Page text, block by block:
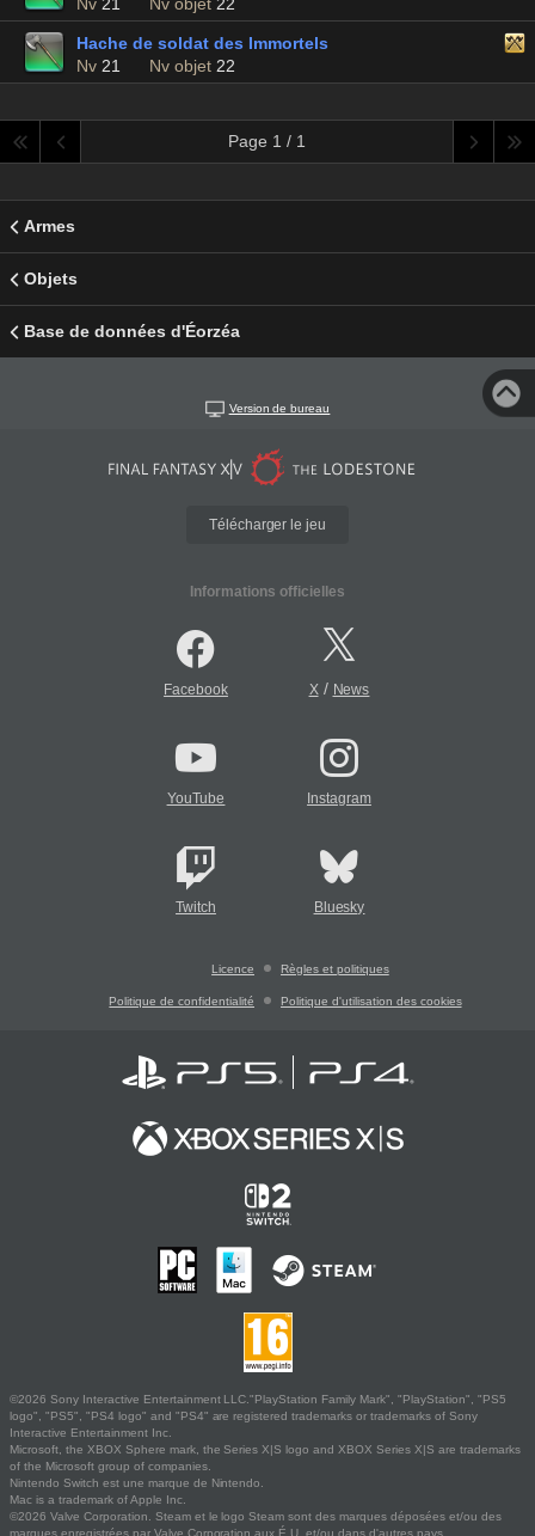
Hache de soldat des Immortels
Nv 21 Nv objet 22
Page 1 / 1
Armes
Objets
Base de données d'Éorzéa
Version de bureau
Télécharger le jeu
Informations officielles
Facebook X/ News
YouTube Instagram
Twitch Bluesky
Licence Règles et politiques
Politique de confidentialité Politique d'utilisation des cookies
©2026 Sony Interactive Entertainment LLC."PlayStation Family Mark", "PlayStation", "PS5
logo", "PS5", "PS4 logo" and "PS4" are registered trademarks or trademarks of Sony
Interactive Entertainment Inc.
Microsoft, the XBOX Sphere mark, the Series X|S logo and XBOX Series X|S are trademarks
of the Microsoft group of companies.
Nintendo Switch est une marque de Nintendo.
Mac is a trademark of Apple Inc.
©2026 Valve Corporation. Steam et le logo Steam sont des marques déposées et/ou des
marques enregistrées par Valve Corporation aux É.U. et/ou dans d'autres pays.